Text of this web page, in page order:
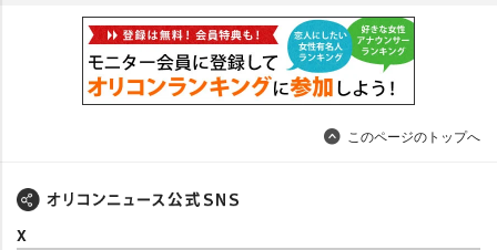
このページのトップへ
X